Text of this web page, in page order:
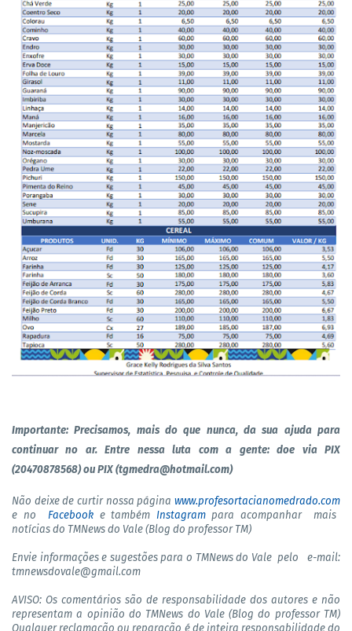
Importante: Precisamos, mais do que nunca, da sua ajuda para
continuar no ar. Entre nessa luta com a gente: doe via PIX
(20470878568) ou PIX (tgmedra@hotmail.com)
Não deixe de curtir nossa página www.profesortacianomedrado.com
e no Facebooke também Instagrampara acompanhar mais
notícias do TMNews do Vale (Blog do professor TM)
Envie informações e sugestões para o TMNews do Vale pelo e-mail:
tmnewsdovale@gmail.com
AVISO: Os comentários são de responsabilidade dos autores e não
representam a opinião do TMNews do Vale (Blog do professor TM)